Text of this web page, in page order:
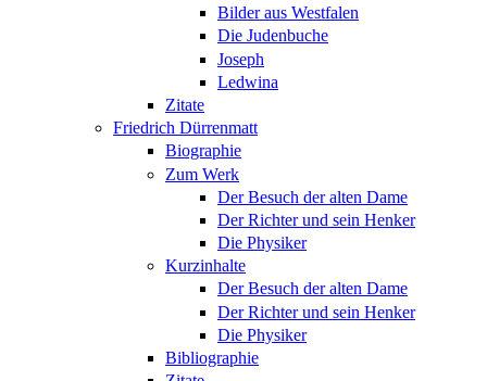
Bilder aus Westfalen
Die Judenbuche
Joseph
Ledwina
Zitate
Friedrich Dürrenmatt
Biographie
Zum Werk
Der Besuch der alten Dame
Der Richter und sein Henker
Die Physiker
Kurzinhalte
Der Besuch der alten Dame
Der Richter und sein Henker
Die Physiker
Bibliographie